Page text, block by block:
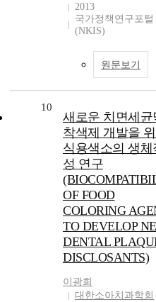
2013
국가정책연구포털
(NKIS)
원문보기
10
새로운 치면세균
착색제 개발을
식용색소의 생체
성 연구
OF FOOD
COLORING
TO DEVELOP
DENTAL
DISCLOSANTS)
이광희
대한소아치과학회